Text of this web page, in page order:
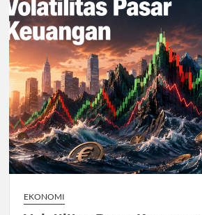
EKONOMI